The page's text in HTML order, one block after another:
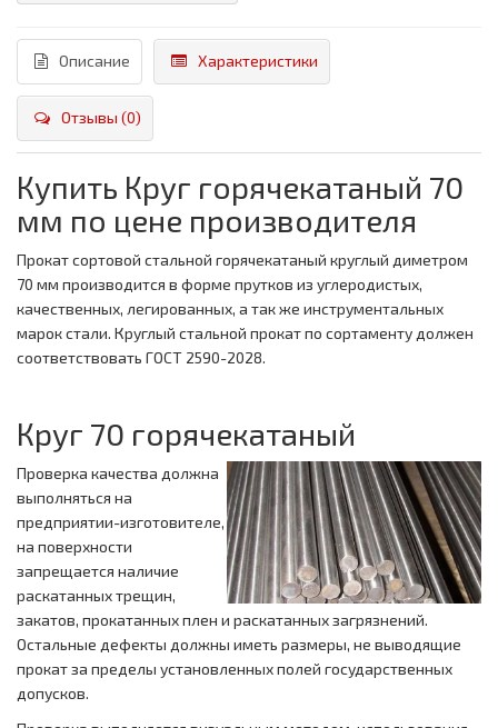
Описание Характеристики
Отзывы (0)
Купить Круг горячекатаный 70
мм по цене производителя
Прокат сортовой стальной горячекатаный круглый диметром
70 мм производится в форме прутков из углеродистых,
качественных, легированных, а так же инструментальных
марок стали. Круглый стальной прокат по сортаменту должен
соответствовать ГОСТ 2590-2028.
Круг 70 горячекатаный
Проверка качества должна
выполняться на
предприятии-изготовителе,
на поверхности
запрещается наличие
раскатанных трещин,
закатов, прокатанных плен и раскатанных загрязнений.
Остальные дефекты должны иметь размеры, не выводящие
прокат за пределы установленных полей государственных
допусков.